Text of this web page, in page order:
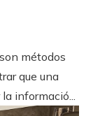
métodos
que una
informació...